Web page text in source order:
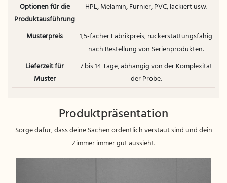
Optionen für die
Produktausführung
HPL, Melamin, Furnier, PVC, lackiert usw.
Musterpreis
1,5-facher Fabrikpreis, rückerstattungsfähig
nach Bestellung von Serienprodukten.
Lieferzeit für
Muster
7 bis 14 Tage, abhängig von der Komplexität
der Probe.
Produktpräsentation
Sorge dafür, dass deine Sachen ordentlich verstaut sind und dein
Zimmer immer gut aussieht.